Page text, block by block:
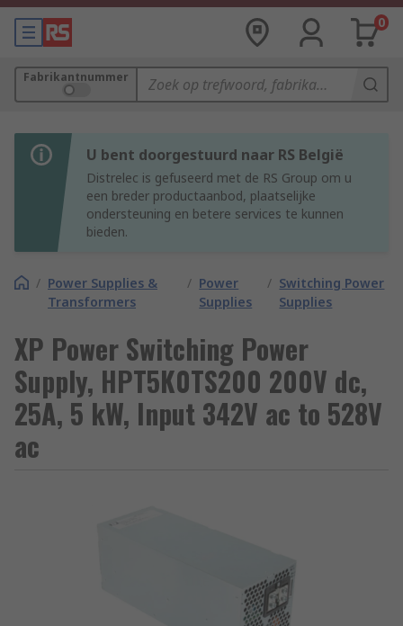
0
Fabrikantnummer
U bent doorgestuurd naar RS België
Distrelec is gefuseerd met de RS Group om u
een breder productaanbod, plaatselijke
ondersteuning en betere services te kunnen
bieden.
/ Power Supplies &
Transformers
/ Power
Supplies
/ Switching Power
Supplies
XP Power Switching Power
Supply, HPT5K0TS200 200V dc,
25A, 5 kW, Input 342V ac to 528V
ac